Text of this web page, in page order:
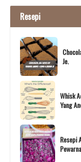
Resepi
Je.
Whisk
Yang
Resepi